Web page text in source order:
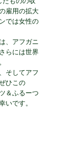
雇用の拡大
では女性の
、アフガニ
らには世界
そしてアフ
ひこの
＆ふるーつ
いです。